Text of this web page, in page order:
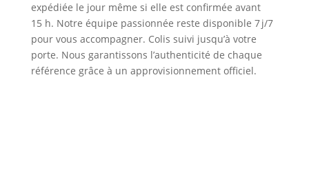
expédiée le jour même si elle est confirmée avant
15 h. Notre équipe passionnée reste disponible 7 j/7
pour vous accompagner. Colis suivi jusqu’à votre
porte. Nous garantissons l’authenticité de chaque
référence grâce à un approvisionnement officiel.